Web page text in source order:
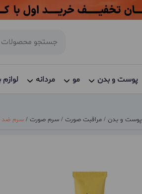
پوست و بدن مو مردانه
پوست و بدن / مراقبت صورت / سرم صورت / سرم ضد